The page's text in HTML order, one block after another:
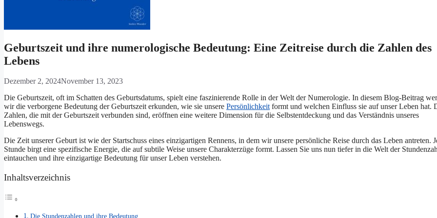
Geburtszeit und ihre numerologische Bedeutung: Eine Zeitreise durch die Zahlen des
Lebens
Dezember 2, 2024November 13, 2023
Die Geburtszeit, oft im Schatten des Geburtsdatums, spielt eine faszinierende Rolle in der Welt der Numerologie. In diesem Blog-Beitrag
wir die verborgene Bedeutung der Geburtszeit erkunden, wie sie unsere Persönlichkeitformt und welchen Einfluss sie auf unser Leben hat.
Zahlen, die mit der Geburtszeit verbunden sind, eröffnen eine weitere Dimension für die Selbstentdeckung und das Verständnis unseres
Lebenswegs.
Die Zeit unserer Geburt ist wie der Startschuss eines einzigartigen Rennens, in dem wir unsere persönliche Reise durch das Leben antreten.
Stunde birgt eine spezifische Energie, die auf subtile Weise unsere Charakterzüge formt. Lassen Sie uns nun tiefer in die Welt der
eintauchen und ihre einzigartige Bedeutung für unser Leben verstehen.
Inhaltsverzeichnis
Die Stundenzahlen und ihre Bedeutung